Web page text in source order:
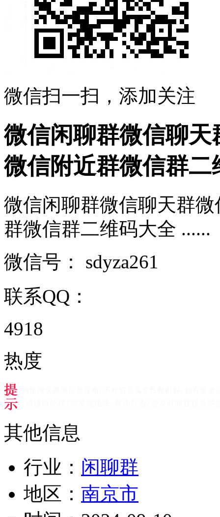
微信扫一扫，添加关注
微信闲聊群微信聊
微信附近群微信群二
微信闲聊群微信聊天群
群微信群二维码大全 ......
微信号： sdyza261
联系QQ：
4918
热度
其他信息
行业： 闲聊群
地区： 南京市